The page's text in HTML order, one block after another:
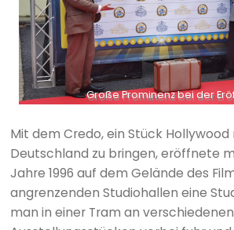
Große Prominenz bei der
Mit dem Credo, ein Stück Hollywood
Deutschland zu bringen, eröffnete
Jahre 1996 auf dem Gelände des
angrenzenden Studiohallen eine
man in einer Tram an verschiedenen